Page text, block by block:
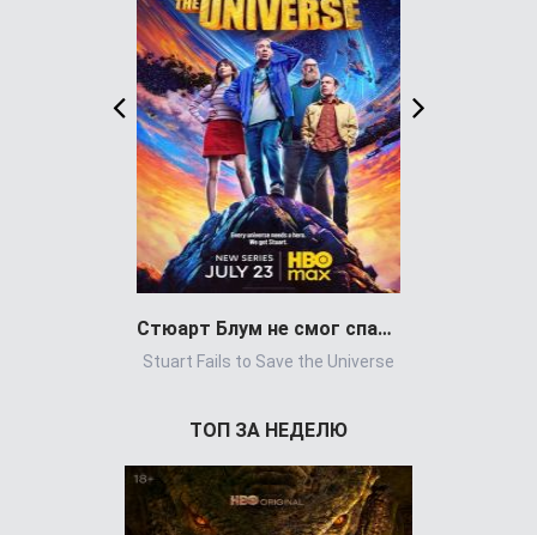
Стюарт Блум не смог спасти вселенную
Stuart Fails to Save the Universe
ТОП ЗА НЕДЕЛЮ